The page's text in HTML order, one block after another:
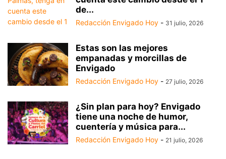
de...
Redacción Envigado Hoy - 31 julio, 2026
Estas son las mejores
empanadas y morcillas de
Envigado
Redacción Envigado Hoy - 27 julio, 2026
¿Sin plan para hoy? Envigado
tiene una noche de humor,
cuentería y música para...
Redacción Envigado Hoy - 21 julio, 2026